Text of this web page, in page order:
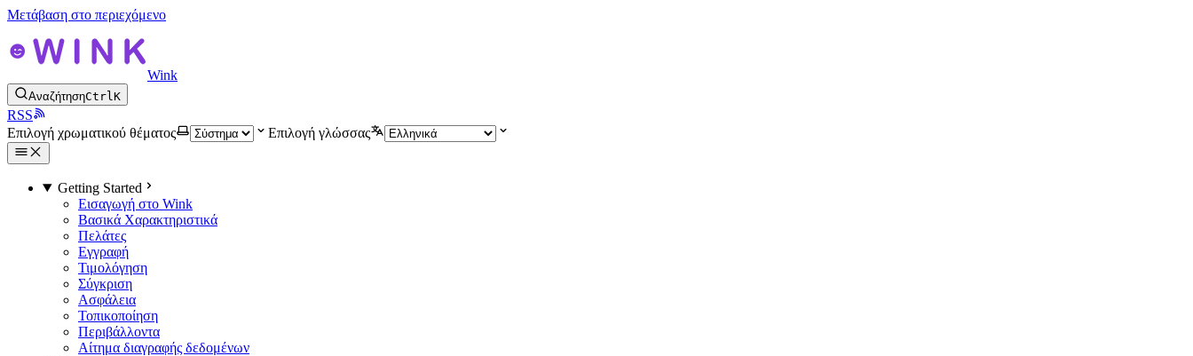
Μετάβαση στο περιεχόμενο
Wink
ΑναζήτησηCtrlK
RSS
Επιλογή χρωματικού θέματος
Επιλογή γλώσσας
Getting Started
Εισαγωγή στο Wink
Βασικά Χαρακτηριστικά
Πελάτες
Εγγραφή
Τιμολόγηση
Σύγκριση
Ασφάλεια
Τοπικοποίηση
Περιβάλλοντα
Αίτημα διαγραφής δεδομένων